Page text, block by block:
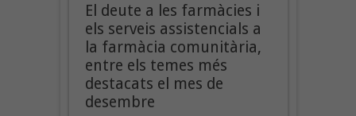
El deute a les farmàcies i
els serveis assistencials a
la farmàcia comunitària,
entre els temes més
destacats el mes de
desembre